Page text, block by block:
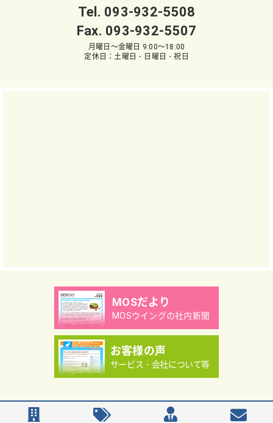
Tel. 093-932-5508
Fax. 093-932-5507
月曜日～金曜日 9:00～18:00
定休日：土曜日・日曜日・祝日
MOSだより
MOSウイングの社内新聞
お客様の声
サービス・会社について等
Copyright（C）MOS WING Co.,Ltd.